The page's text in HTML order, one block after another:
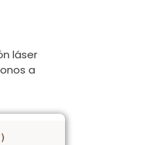
láser
a